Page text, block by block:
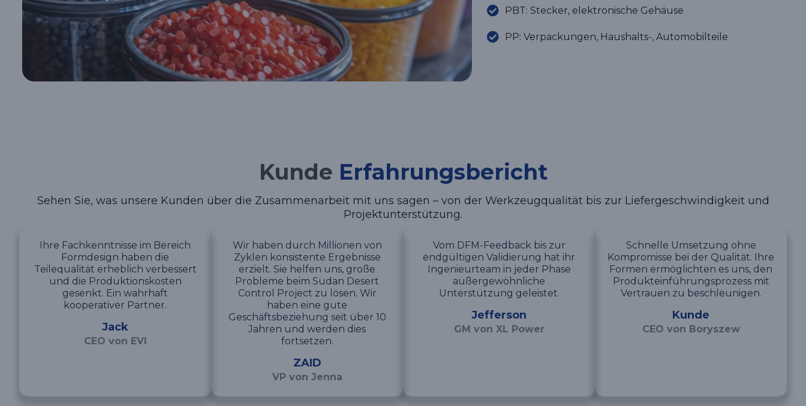
PBT: Stecker, elektronische Gehäuse
PP: Verpackungen, Haushalts-, Automobilteile
Kunde Erfahrungsbericht
Sehen Sie, was unsere Kunden über die Zusammenarbeit mit uns sagen – von der Werkzeugqualität bis zur Liefergeschwindigkeit und
Projektunterstützung.
Ihre Fachkenntnisse im Bereich
Formdesign haben die
Teilequalität erheblich verbessert
und die Produktionskosten
gesenkt. Ein wahrhaft
kooperativer Partner.
Jack
CEO von EVI
Wir haben durch Millionen von
Zyklen konsistente Ergebnisse
erzielt. Sie helfen uns, große
Probleme beim Sudan Desert
Control Project zu lösen. Wir
haben eine gute
Geschäftsbeziehung seit über 10
Jahren und werden dies
fortsetzen.
ZAID
VP von Jenna
Vom DFM-Feedback bis zur
endgültigen Validierung hat ihr
Ingenieurteam in jeder Phase
außergewöhnliche
Unterstützung geleistet.
Jefferson
GM von XL Power
Schnelle Umsetzung ohne
Kompromisse bei der Qualität. Ihre
Formen ermöglichten es uns, den
Produkteinführungsprozess mit
Vertrauen zu beschleunigen.
Kunde
CEO von Boryszew